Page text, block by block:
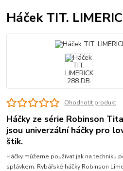
Háček TIT.
Ohodnotit produkt
Háčky ze série Robinson
jsou univerzální háčky pro
štik.
Háčky můžeme používat jak na techniku
splávkem. Rybářské háčky Robinson